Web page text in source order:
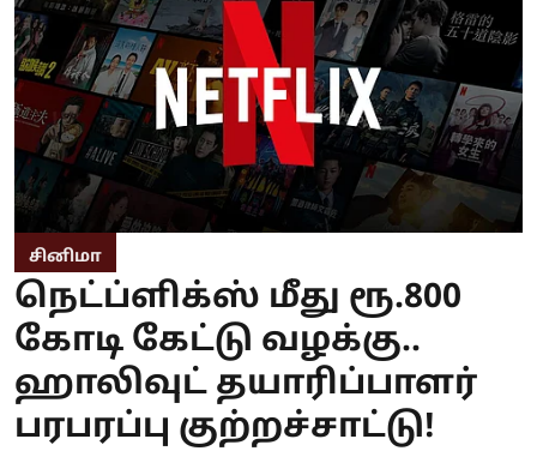
சினிமா
நெட்ப்ளிக்ஸ் மீது ரூ.800
கோடி கேட்டு வழக்கு..
ஹாலிவுட் தயாரிப்பாளர்
பரபரப்பு குற்றச்சாட்டு!